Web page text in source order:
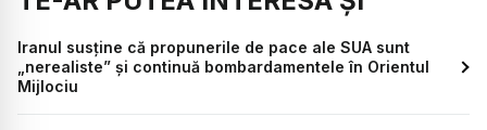
Iranul susține că propunerile de pace ale SUA sunt
„nerealiste” și continuă bombardamentele în Orientul
Mijlociu